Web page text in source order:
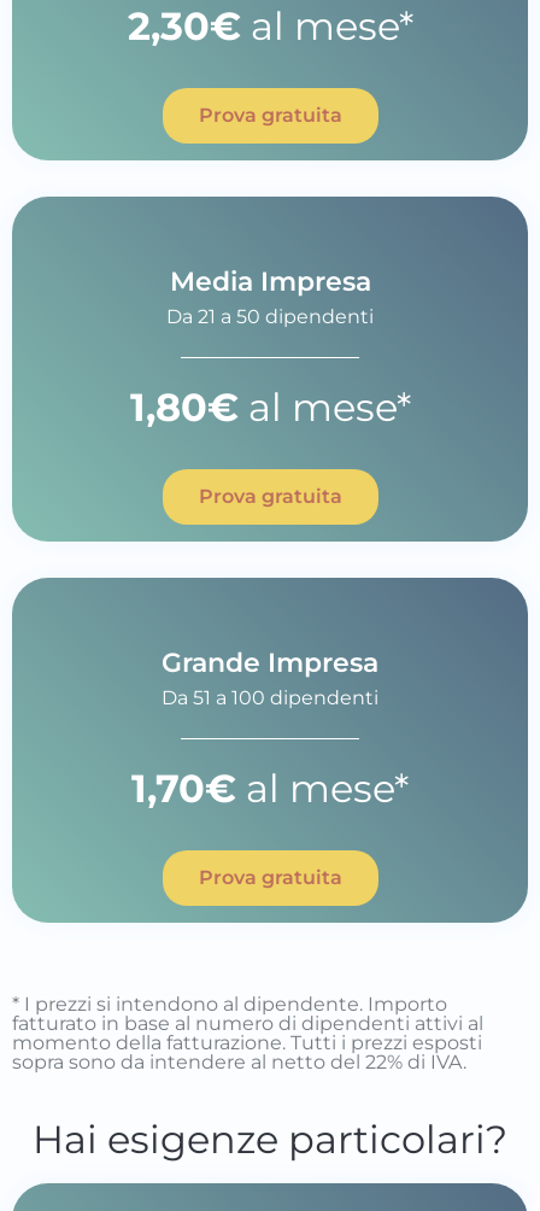
2,30€al mese*
Prova gratuita
Media Impresa
Da 21 a 50 dipendenti
1,80€al mese*
Prova gratuita
Grande Impresa
Da 51 a 100 dipendenti
1,70€ al mese*
Prova gratuita
* I prezzi si intendono al dipendente. Importo
fatturato in base al numero di dipendenti attivi al
momento della fatturazione. Tutti i prezzi esposti
sopra sono da intendere al netto del 22% di IVA.
Hai esigenze particolari?